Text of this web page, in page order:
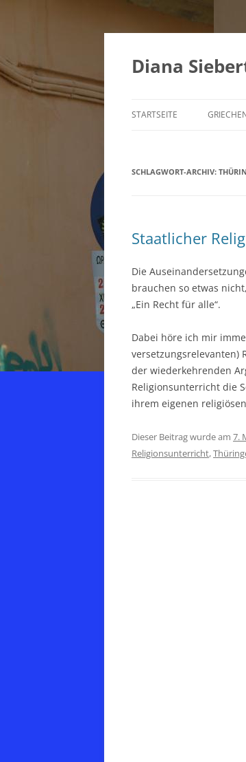
Zum
springen
Diana
STARTSEITE
SCHLAGWORT-ARCHIV:
Staatlicher
Die
brauchen so etwas
„Ein Recht für alle“.
Dabei höre ich mir
versetzungsrelevanten)
der wiederkehrenden
Religionsunterricht die
ihrem eigenen
Dieser Beitrag wurde am 7.
Religionsunterricht,